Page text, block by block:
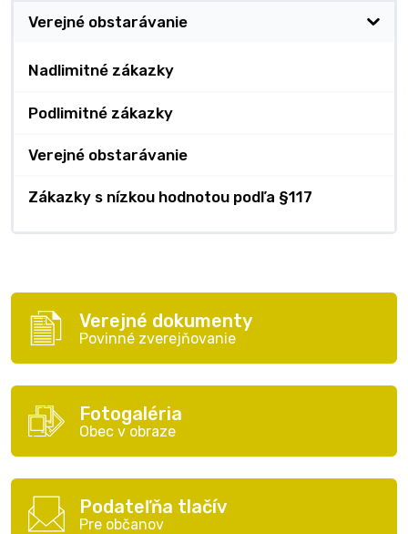
Verejné obstarávanie
Nadlimitné zákazky
Podlimitné zákazky
Verejné obstarávanie
Zákazky s nízkou hodnotou podľa §117
Verejné dokumenty
Povinné zverejňovanie
Fotogaléria
Obec v obraze
Podateľňa tlačív
Pre občanov